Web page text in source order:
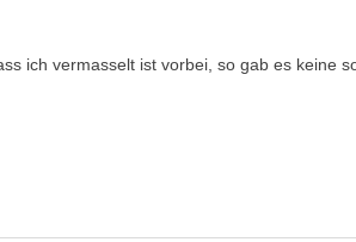
ich vermasselt ist vorbei, so gab es keine